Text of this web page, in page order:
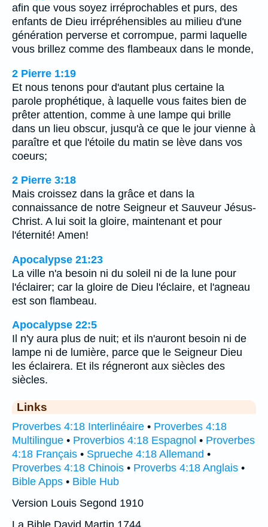
afin que vous soyez irréprochables et purs, des
enfants de Dieu irrépréhensibles au milieu d'une
génération perverse et corrompue, parmi laquelle
vous brillez comme des flambeaux dans le monde,
2 Pierre 1:19
Et nous tenons pour d'autant plus certaine la
parole prophétique, à laquelle vous faites bien de
prêter attention, comme à une lampe qui brille
dans un lieu obscur, jusqu'à ce que le jour vienne à
paraître et que l'étoile du matin se lève dans vos
coeurs;
2 Pierre 3:18
Mais croissez dans la grâce et dans la
connaissance de notre Seigneur et Sauveur Jésus-
Christ. A lui soit la gloire, maintenant et pour
l'éternité! Amen!
Apocalypse 21:23
La ville n'a besoin ni du soleil ni de la lune pour
l'éclairer; car la gloire de Dieu l'éclaire, et l'agneau
est son flambeau.
Apocalypse 22:5
Il n'y aura plus de nuit; et ils n'auront besoin ni de
lampe ni de lumière, parce que le Seigneur Dieu
les éclairera. Et ils régneront aux siècles des
siècles.
Links
Proverbes 4:18 Interlinéaire • Proverbes 4:18
Multilingue • Proverbios 4:18 Espagnol • Proverbes
4:18 Français • Sprueche 4:18 Allemand •
Proverbes 4:18 Chinois • Proverbs 4:18 Anglais •
Bible Apps • Bible Hub
Version Louis Segond 1910